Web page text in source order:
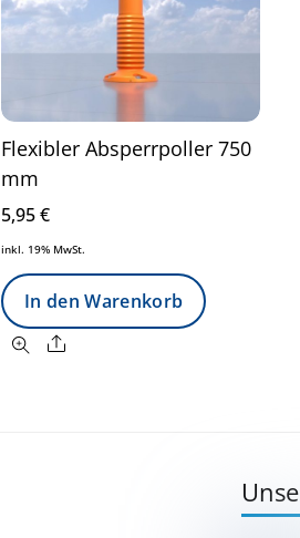
Flexibler Absperrpoller 750
mm
5,95€
inkl. 19% MwSt.
In den Warenkorb
Share